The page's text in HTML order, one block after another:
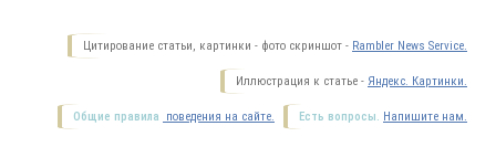
Цитирование статьи, картинки - фото скриншот - Rambler News Service.
Иллюстрация к статье - Яндекс. Картинки.
Есть вопросы. Напишите нам.
Общие правила поведения на сайте.